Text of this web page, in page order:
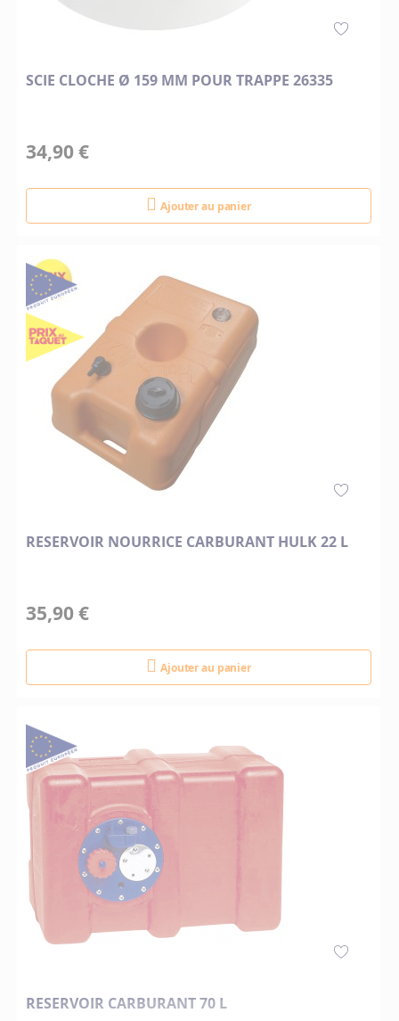
SCIE CLOCHE Ø 159 MM POUR TRAPPE 26335
34,90 €
Ajouter au panier
RESERVOIR NOURRICE CARBURANT HULK 22 L
35,90 €
Ajouter au panier
RESERVOIR CARBURANT 70 L